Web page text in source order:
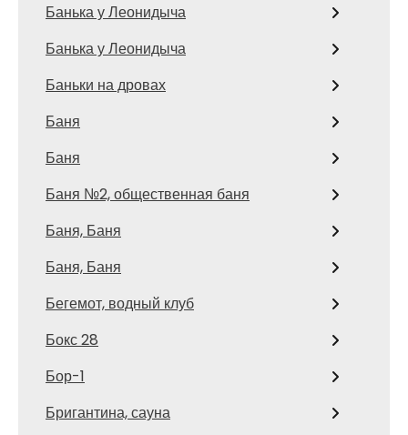
Банька у Леонидыча
Банька у Леонидыча
Баньки на дровах
Баня
Баня
Баня №2, общественная баня
Баня, Баня
Баня, Баня
Бегемот, водный клуб
Бокс 28
Бор-1
Бригантина, сауна